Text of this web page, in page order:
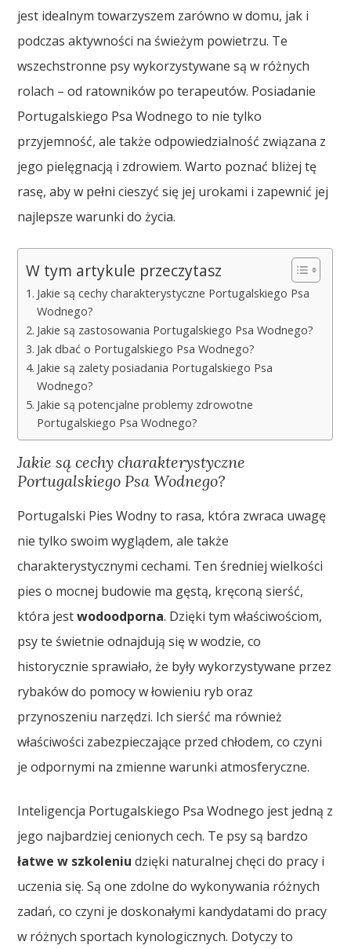
jest idealnym towarzyszem zarówno w domu, jak i
podczas aktywności na świeżym powietrzu. Te
wszechstronne psy wykorzystywane są w różnych
rolach – od ratowników po terapeutów. Posiadanie
Portugalskiego Psa Wodnego to nie tylko
przyjemność, ale także odpowiedzialność związana z
jego pielęgnacją i zdrowiem. Warto poznać bliżej tę
rasę, aby w pełni cieszyć się jej urokami i zapewnić jej
najlepsze warunki do życia.
W tym artykule przeczytasz
Jakie są cechy charakterystyczne Portugalskiego Psa
Wodnego?
Jakie są zastosowania Portugalskiego Psa Wodnego?
Jak dbać o Portugalskiego Psa Wodnego?
Jakie są zalety posiadania Portugalskiego Psa
Wodnego?
Jakie są potencjalne problemy zdrowotne
Portugalskiego Psa Wodnego?
Jakie są cechy charakterystyczne
Portugalskiego Psa Wodnego?
Portugalski Pies Wodny to rasa, która zwraca uwagę
nie tylko swoim wyglądem, ale także
charakterystycznymi cechami. Ten średniej wielkości
pies o mocnej budowie ma gęstą, kręconą sierść,
która jestwodoodporna. Dzięki tym właściwościom,
psy te świetnie odnajdują się w wodzie, co
historycznie sprawiało, że były wykorzystywane przez
rybaków do pomocy w łowieniu ryb oraz
przynoszeniu narzędzi. Ich sierść ma również
właściwości zabezpieczające przed chłodem, co czyni
je odpornymi na zmienne warunki atmosferyczne.
Inteligencja Portugalskiego Psa Wodnego jest jedną z
jego najbardziej cenionych cech. Te psy są bardzo
łatwe w szkoleniu dzięki naturalnej chęci do pracy i
uczenia się. Są one zdolne do wykonywania różnych
zadań, co czyni je doskonałymi kandydatami do pracy
w różnych sportach kynologicznych. Dotyczy to